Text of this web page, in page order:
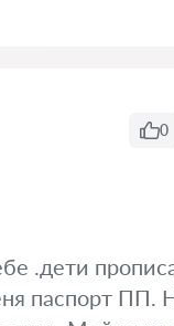
0
.дети
паспорт ПП.